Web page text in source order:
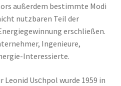
außerdem bestimmte Modi
nutzbaren Teil der
erschließen.
Ingenieure,
Interessierte.
Leonid Usсhpol wurde 1959 in